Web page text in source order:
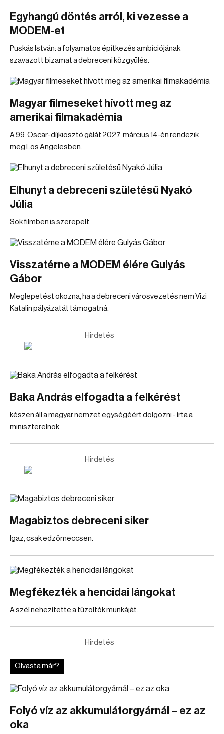
Egyhangú döntés arról, ki vezesse a
MODEM-et
Puskás István: a folyamatos építkezés ambíciójának
szavazott bizamat a debreceni közgyűlés.
Magyar filmeseket hívott meg az
amerikai filmakadémia
A 99. Oscar-díjkiosztó gálát 2027. március 14-én rendezik
meg Los Angelesben.
Elhunyt a debreceni születésű Nyakó
Júlia
Sok filmben is szerepelt.
Visszatérne a MODEM élére Gulyás
Gábor
Meglepetést okozna, ha a debreceni városvezetés nem Vizi
Katalin pályázatát támogatná.
Hirdetés
Baka András elfogadta a felkérést
készen áll a magyar nemzet egységéért dolgozni - írta a
miniszterelnök.
Hirdetés
Magabiztos debreceni siker
Igaz, csak edzőmeccsen.
Megfékezték a hencidai lángokat
A szél nehezítette a tűzoltók munkáját.
Hirdetés
Olvasta már?
Folyó víz az akkumulátorgyárnál – ez az
oka